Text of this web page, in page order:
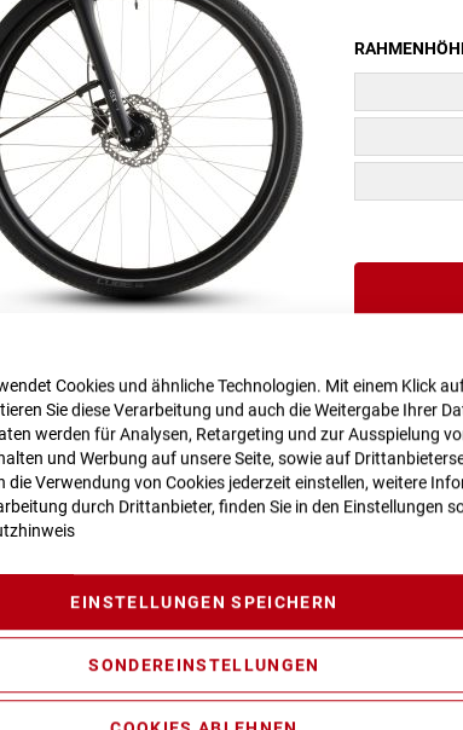
Cookies und ähnliche Technologien. Mit einem Klick
Sie diese Verarbeitung und auch die Weitergabe Ihrer
werden für Analysen, Retargeting und zur Ausspielung
und Werbung auf unsere Seite, sowie auf
die Verwendung von Cookies jederzeit einstellen, weitere
durch Drittanbieter, finden Sie in den Einstellungen
EINSTELLUNGEN SPEICHERN
SONDEREINSTELLUNGEN
Trekking Comfort, Double Butted